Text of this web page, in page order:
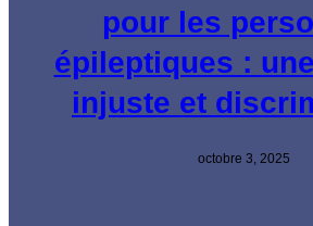
pour les
épileptiques :
injuste et
octobre 3, 2025